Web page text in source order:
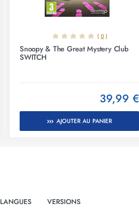
( 0)
Snoopy & The Great Mystery Club
SWITCH
39,99 €
AJOUTER AU PANIER
LANGUES VERSIONS